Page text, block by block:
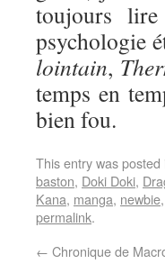
toujours
psychologie
lointain,
temps en
bien fou.
This entry was posted
baston, Doki Doki,
Kana, manga, newbie,
permalink.
← Chronique de